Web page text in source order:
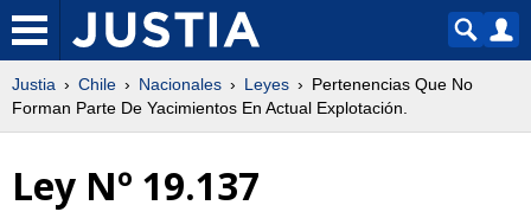
Justia Chile Nacionales Leyes
Pertenencias Que No
Forman Parte De Yacimientos En Actual Explotación.
Ley Nº 19.137